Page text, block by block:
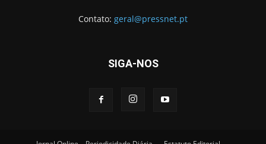
Contato: geral@pressnet.pt
SIGA-NOS